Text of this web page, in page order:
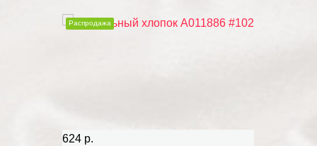
624 р.
Распродажа